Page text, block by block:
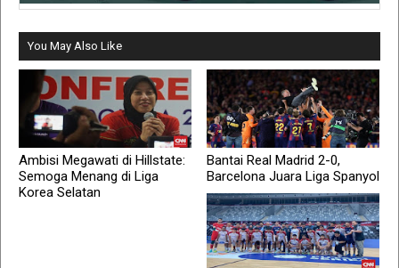
You May Also Like
Ambisi Megawati di Hillstate:
Semoga Menang di Liga
Korea Selatan
Bantai Real Madrid 2-0,
Barcelona Juara Liga Spanyol